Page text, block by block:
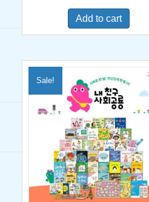
was:
$600.00.
is:
Add to cart
Sale!